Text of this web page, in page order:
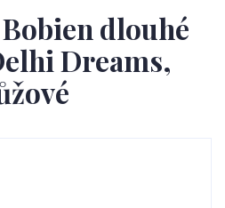
dlouhé
Dreams,